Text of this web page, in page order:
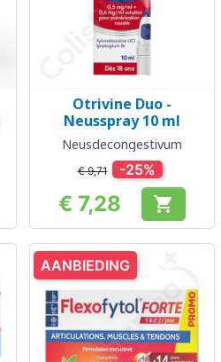
Otrivine Duo -
Neusspray 10 ml
Neusdecongestivum
€ 9,71 -25%
Prijs
€ 7,28 
AANBIEDING